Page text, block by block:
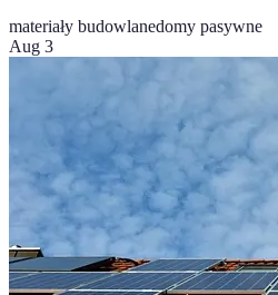
materiały budowlanedomy pasywne
Aug 3